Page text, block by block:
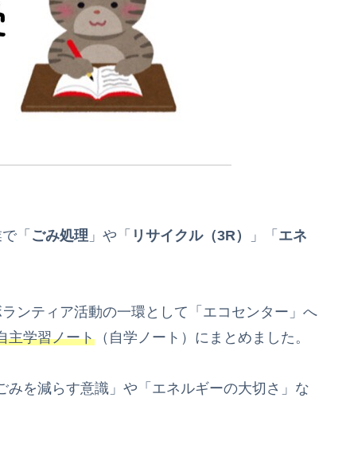
「 ごみ処理 」や「 リサイクル（3R） 」「 エネ
ンティア活動の一環として「エコセンター」へ
主学習ノート （自学ノート）にまとめました。
を減らす意識」や「エネルギーの大切さ」な